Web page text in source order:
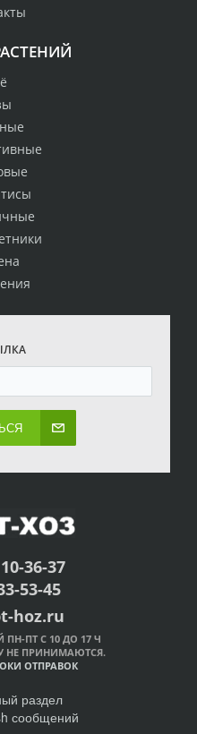
36-37
53-45
hoz.ru
ПТ С 10 ДО 17 Ч
НЕ ПРИНИМАЮТСЯ.
ОТПРАВОК
раздел
сообщений